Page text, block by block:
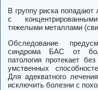
В группу риска
с
тяжелыми металлами
Обследование
синдрома БАС от
патология протекает
умственных
Для адекватного
исключить болезни с